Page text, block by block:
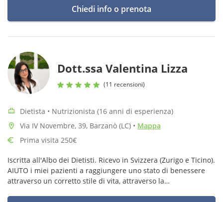
Chiedi info o prenota
Dott.ssa Valentina Lizza
(11 recensioni)
Dietista • Nutrizionista (16 anni di esperienza)
Via IV Novembre, 39, Barzanò (LC) • Mappa
Prima visita 250€
Iscritta all'Albo dei Dietisti. Ricevo in Svizzera (Zurigo e Ticino).
AIUTO i miei pazienti a raggiungere uno stato di benessere
attraverso un corretto stile di vita, attraverso la